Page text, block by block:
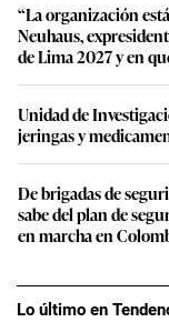
“La organización
Neuhaus,
de Lima 2027 y en
Unidad de
jeringas y
De brigadas de
sabe del plan de
en marcha en
Lo último en